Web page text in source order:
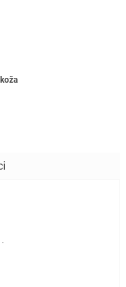
5 z 5 hviezdičiek.
5 z 5 hviezdičiek.